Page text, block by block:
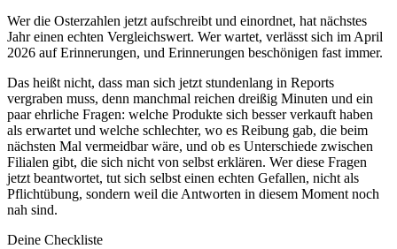
Wer die Osterzahlen jetzt aufschreibt und einordnet, hat nächstes
Jahr einen echten Vergleichswert. Wer wartet, verlässt sich im April
2026 auf Erinnerungen, und Erinnerungen beschönigen fast immer.
Das heißt nicht, dass man sich jetzt stundenlang in Reports
vergraben muss, denn manchmal reichen dreißig Minuten und ein
paar ehrliche Fragen: welche Produkte sich besser verkauft haben
als erwartet und welche schlechter, wo es Reibung gab, die beim
nächsten Mal vermeidbar wäre, und ob es Unterschiede zwischen
Filialen gibt, die sich nicht von selbst erklären. Wer diese Fragen
jetzt beantwortet, tut sich selbst einen echten Gefallen, nicht als
Pflichtübung, sondern weil die Antworten in diesem Moment noch
nah sind.
Deine Checkliste